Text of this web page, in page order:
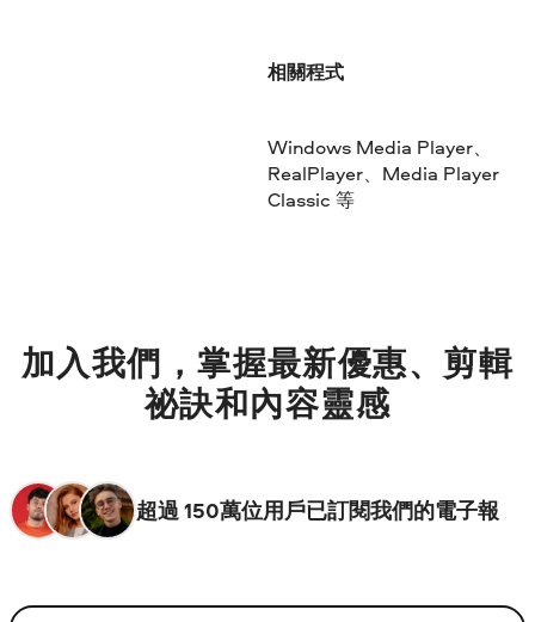
相關程式
Windows Media Player、
RealPlayer、Media Player
Classic 等
加入我們，掌握最新優惠、剪輯
祕訣和內容靈感
超過 150萬位用戶已訂閱我們的電子報